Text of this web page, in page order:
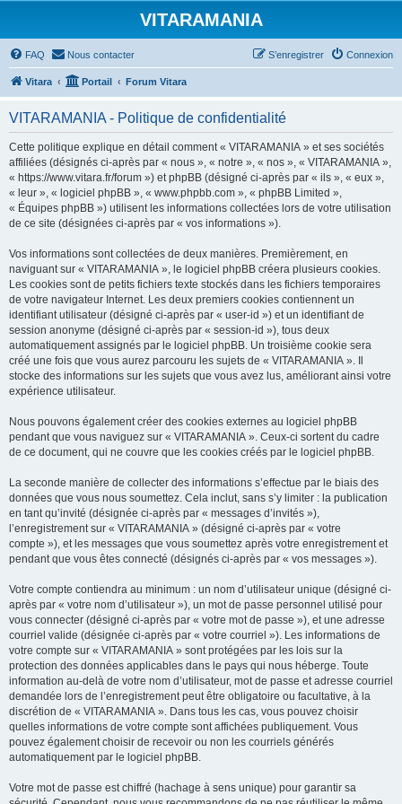
VITARAMANIA
FAQ Nous contacter Connexion
S’enregistrer
Vitara Portail Forum Vitara
VITARAMANIA - Politique de confidentialité
Cette politique explique en détail comment « VITARAMANIA » et ses sociétés
affiliées (désignés ci-après par « nous », « notre », « nos », « VITARAMANIA »,
« https://www.vitara.fr/forum ») et phpBB (désigné ci-après par « ils », « eux »,
« leur », « logiciel phpBB », « www.phpbb.com », « phpBB Limited »,
« Équipes phpBB ») utilisent les informations collectées lors de votre utilisation
de ce site (désignées ci-après par « vos informations »).
Vos informations sont collectées de deux manières. Premièrement, en
naviguant sur « VITARAMANIA », le logiciel phpBB créera plusieurs cookies.
Les cookies sont de petits fichiers texte stockés dans les fichiers temporaires
de votre navigateur Internet. Les deux premiers cookies contiennent un
identifiant utilisateur (désigné ci-après par « user-id ») et un identifiant de
session anonyme (désigné ci-après par « session-id »), tous deux
automatiquement assignés par le logiciel phpBB. Un troisième cookie sera
créé une fois que vous aurez parcouru les sujets de « VITARAMANIA ». Il
stocke des informations sur les sujets que vous avez lus, améliorant ainsi votre
expérience utilisateur.
Nous pouvons également créer des cookies externes au logiciel phpBB
pendant que vous naviguez sur « VITARAMANIA ». Ceux-ci sortent du cadre
de ce document, qui ne couvre que les cookies créés par le logiciel phpBB.
La seconde manière de collecter des informations s’effectue par le biais des
données que vous nous soumettez. Cela inclut, sans s’y limiter : la publication
en tant qu’invité (désignée ci-après par « messages d’invités »),
l’enregistrement sur « VITARAMANIA » (désigné ci-après par « votre
compte »), et les messages que vous soumettez après votre enregistrement et
pendant que vous êtes connecté (désignés ci-après par « vos messages »).
Votre compte contiendra au minimum : un nom d’utilisateur unique (désigné ci-
après par « votre nom d’utilisateur »), un mot de passe personnel utilisé pour
vous connecter (désigné ci-après par « votre mot de passe »), et une adresse
courriel valide (désignée ci-après par « votre courriel »). Les informations de
votre compte sur « VITARAMANIA » sont protégées par les lois sur la
protection des données applicables dans le pays qui nous héberge. Toute
information au-delà de votre nom d’utilisateur, mot de passe et adresse courriel
demandée lors de l’enregistrement peut être obligatoire ou facultative, à la
discrétion de « VITARAMANIA ». Dans tous les cas, vous pouvez choisir
quelles informations de votre compte sont affichées publiquement. Vous
pouvez également choisir de recevoir ou non les courriels générés
automatiquement par le logiciel phpBB.
Votre mot de passe est chiffré (hachage à sens unique) pour garantir sa